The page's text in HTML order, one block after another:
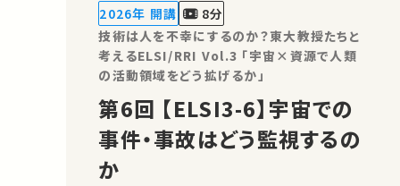
の目的は、工学が関わる様々な分野にお
ける技術とその社会的影響について、
我々…
2026年 開講
8分
技術は人を不幸にするのか？東大教授たちと
考えるELSI/RRI Vol.3 「宇宙×資源で人類
の活動領域をどう拡げるか」
第6回 【ELSI3-6】宇宙での
事件・事故はどう監視するの
か